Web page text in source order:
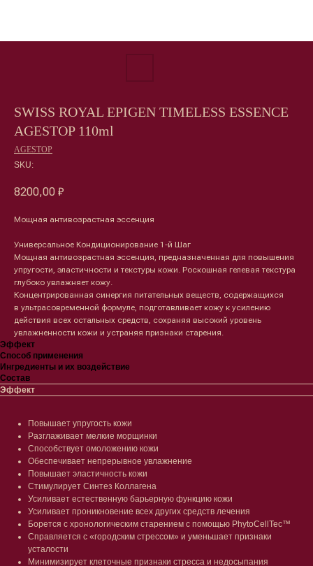
SWISS ROYAL EPIGEN TIMELESS ESSENCE
AGESTOP 110ml
AGESTOP
SKU:
8200,00 ₽
Мощная антивозрастная эссенция
Универсальное Кондиционирование 1-й Шаг
Мощная антивозрастная эссенция, предназначенная для повышения
упругости, эластичности и текстуры кожи. Роскошная гелевая текстура
глубоко увлажняет кожу.
Концентрированная синергия питательных веществ, содержащихся
в ультрасовременной формуле, подготавливает кожу к усилению
действия всех остальных средств, сохраняя высокий уровень
увлажненности кожи и устраняя признаки старения.
Эффект
Способ применения
Ингредиенты и их воздействие
Состав
Эффект
Повышает упругость кожи
Разглаживает мелкие морщинки
Способствует омоложению кожи
Обеспечивает непрерывное увлажнение
Повышает эластичность кожи
Стимулирует Синтез Коллагена
Усиливает естественную барьерную функцию кожи
Усиливает проникновение всех других средств лечения
Борется с хронологическим старением с помощью PhytoCellTec™
Справляется с «городским стрессом» и уменьшает признаки
усталости
Минимизирует клеточные признаки стресса и недосыпания